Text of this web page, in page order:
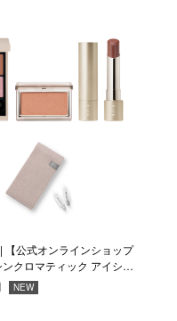
【公式オンラインショップ
クロマティック アイシャ
Muse セット
NEW